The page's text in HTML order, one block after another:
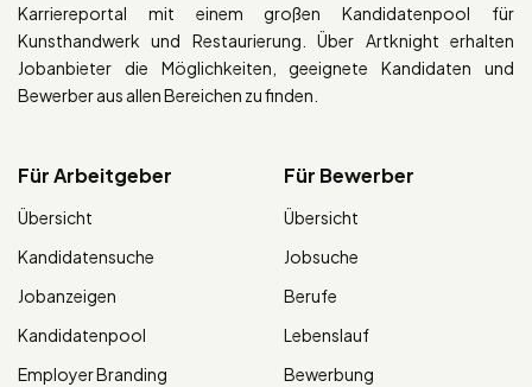
Karriereportal mit einem großen Kandidatenpool für
Kunsthandwerk und Restaurierung. Über Artknight erhalten
Jobanbieter die Möglichkeiten, geeignete Kandidaten und
Bewerber aus allen Bereichen zu finden.
Für Arbeitgeber
Übersicht
Kandidatensuche
Jobanzeigen
Kandidatenpool
Employer Branding
Für Bewerber
Übersicht
Jobsuche
Berufe
Lebenslauf
Bewerbung